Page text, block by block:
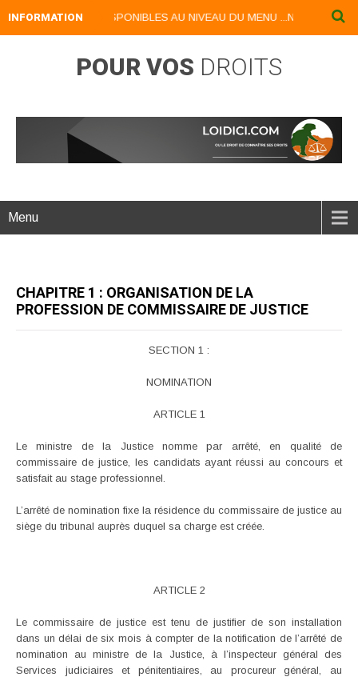
INFORMATIONDISPONIBLES AU NIVEAU DU MENU ...NOS LIVRES
POUR VOS DROITS
Menu
CHAPITRE 1 : ORGANISATION DE LA
PROFESSION DE COMMISSAIRE DE JUSTICE
SECTION 1 :
NOMINATION
ARTICLE 1
Le ministre de la Justice nomme par arrêté, en qualité de
commissaire de justice, les candidats ayant réussi au concours et
satisfait au stage professionnel.
L’arrêté de nomination fixe la résidence du commissaire de justice au
siège du tribunal auprès duquel sa charge est créée.
ARTICLE 2
Le commissaire de justice est tenu de justifier de son installation
dans un délai de six mois à compter de la notification de l’arrêté de
nomination au ministre de la Justice, à l’inspecteur général des
Services judiciaires et pénitentiaires, au procureur général, au